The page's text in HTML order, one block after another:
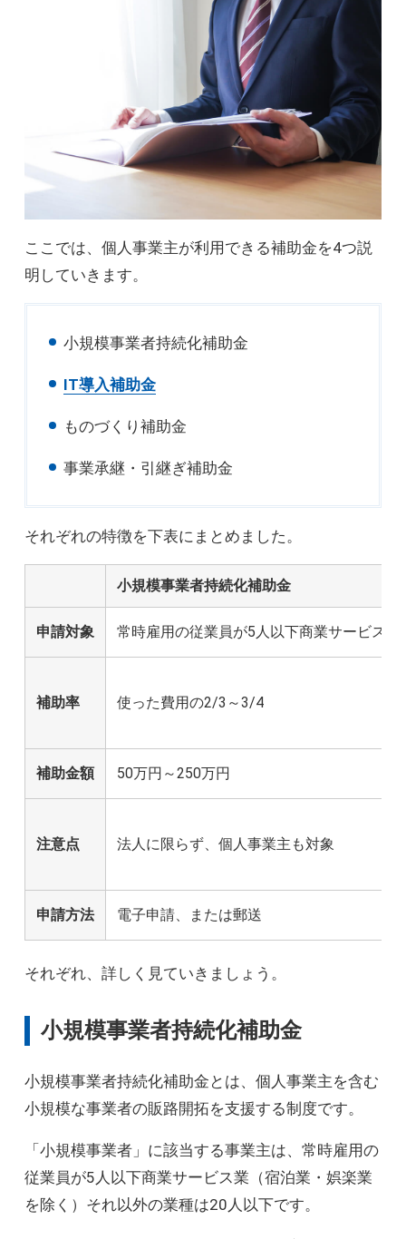
ここでは、個人事業主が利用できる補助金を4つ説
明していきます。
小規模事業者持続化補助金
IT導入補助金
ものづくり補助金
事業承継・引継ぎ補助金
それぞれの特徴を下表にまとめました。
小規模事業者持続化補助金
申請対象 常時雇用の従業員が5人以下商業サービス
補助率 使った費用の2/3～3/4
補助金額 50万円～250万円
注意点 法人に限らず、個人事業主も対象
申請方法 電子申請、または郵送
それぞれ、詳しく見ていきましょう。
小規模事業者持続化補助金
小規模事業者持続化補助金とは、個人事業主を含む
小規模な事業者の販路開拓を支援する制度です。
「小規模事業者」に該当する事業主は、常時雇用の
従業員が5人以下商業サービス業（宿泊業・娯楽業
を除く）それ以外の業種は20人以下です。